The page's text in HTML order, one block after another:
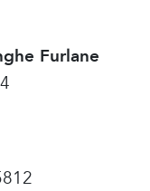
Furlane